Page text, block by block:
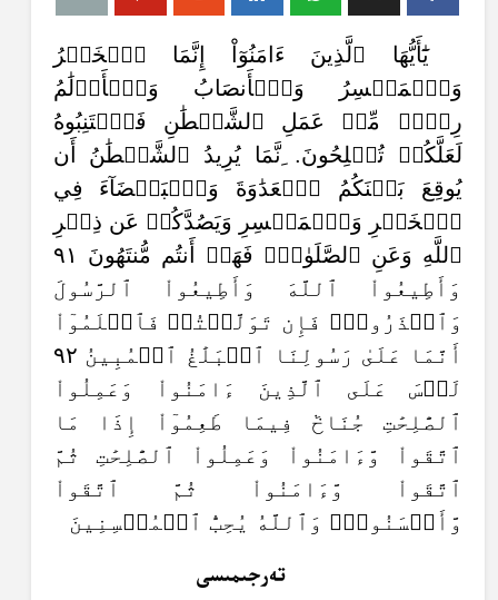
يَٰٓأَيُّهَا ٱلَّذِينَ ءَامَنُوٓاْ إِنَّمَا ٱلۡخَمۡرُ
وَٱلۡمَيۡسِرُ وَٱلۡأَنصَابُ وَٱلۡأَزۡلَٰمُ
رِجۡسٞ مِّنۡ عَمَلِ ٱلشَّيۡطَٰنِ فَٱجۡتَنِبُوهُ
لَعَلَّكُمۡ تُفۡلِحُونَ. ِنَّمَا يُرِيدُ ٱلشَّيۡطَٰنُ أَن
يُوقِعَ بَيۡنَكُمُ ٱلۡعَدَٰوَةَ وَٱلۡبَغۡضَآءَ فِي
ٱلۡخَمۡرِ وَٱلۡمَيۡسِرِ وَيَصُدَّكُمۡ عَن ذِكۡرِ
ٱللَّهِ وَعَنِ ٱلصَّلَوٰةِۖ فَهَلۡ أَنتُم مُّنتَهُونَ ٩١
وَأَطِيعُواْ ٱللَّهَ وَأَطِيعُواْ ٱلرَّسُولَ
وَٱحۡذَرُواْۚ فَإِن تَوَلَّيۡتُمۡ فَٱعۡلَمُوٓاْ
أَنَّمَا عَلَىٰ رَسُولِنَا ٱلۡبَلَٰغُ ٱلۡمُبِينُ ٩٢
لَيۡسَ عَلَى ٱلَّذِينَ ءَامَنُواْ وَعَمِلُواْ
ٱلصَّٰلِحَٰتِ جُنَاحٞ فِيمَا طَعِمُوٓاْ إِذَا مَا
ٱتَّقَواْ وَّءَامَنُواْ وَعَمِلُواْ ٱلصَّٰلِحَٰتِ ثُمَّ
ٱتَّقَواْ وَّءَامَنُواْ ثُمَّ ٱتَّقَواْ
وَّأَحۡسَنُواْۚ وَٱللَّهُ يُحِبُّ ٱلۡمُحۡسِنِينَ
تەرجىمىسى